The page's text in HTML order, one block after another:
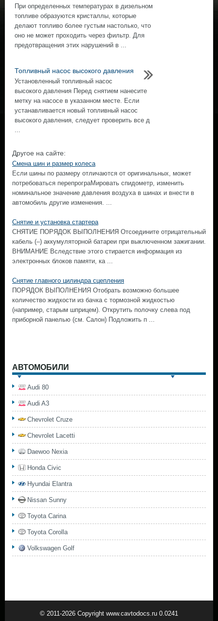
При определенных температурах в дизельном
топливе образуются кристаллы, которые
делают топливо более густым настолько, что
оно не может проходить через фильтр. Для
предотвращения этих нарушений в ...
Топливный насос высокого давления
Установленный топливный насос
высокого давления Перед снятием нанесите
метку на насосе в указанном месте. Если
устанавливается новый топливный насос
высокого давления, следует проверить все д
...
Другое на сайте:
Смена шин и размер колеса
Если шины по размеру отличаются от оригинальных, может
потребоваться перепрограМировать спидометр, изменить
номинальное значение давления воздуха в шинах и внести в
автомобиль другие изменения. ...
Снятие и установка стартера
СНЯТИЕ ПОРЯДОК ВЫПОЛНЕНИЯ Отсоедините отрицательный
кабель (–) аккумуляторной батареи при выключенном зажигании.
ВНИМАНИЕ Вследствие этого стирается информация из
электронных блоков памяти, ка ...
Снятие главного цилиндра сцепления
ПОРЯДОК ВЫПОЛНЕНИЯ Отобрать возможно большее
количество жидкости из бачка с тормозной жидкостью
(например, старым шприцем). Открутить полочку слева под
приборной панелью (см. Салон) Подложить п ...
АВТОМОБИЛИ
Audi 80
Audi A3
Chevrolet Cruze
Chevrolet Lacetti
Daewoo Nexia
Honda Civic
Hyundai Elantra
Nissan Sunny
Toyota Carina
Toyota Corolla
Volkswagen Golf
© 2011-2026 Copyright www.cavtodocs.ru 0.0241